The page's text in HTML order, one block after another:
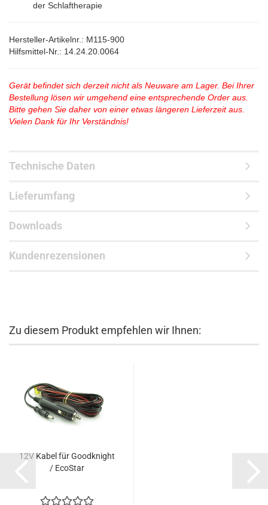
der Schlaftherapie
Hersteller-Artikelnr.: M115-900
Hilfsmittel-Nr.: 14.24.20.0064
Gerät befindet sich derzeit nicht als Neuware am Lager. Bei Ihrer
Bestellung lösen wir umgehend eine entsprechende Order aus.
Bitte gehen Sie daher von einer etwas längeren Lieferzeit aus.
Vielen Dank für Ihr Verständnis!
Technische Daten
Lieferumfang
Downloads
Kundenrezensionen
Zu diesem Produkt empfehlen wir Ihnen:
12V Kabel für Goodknight
/ EcoStar